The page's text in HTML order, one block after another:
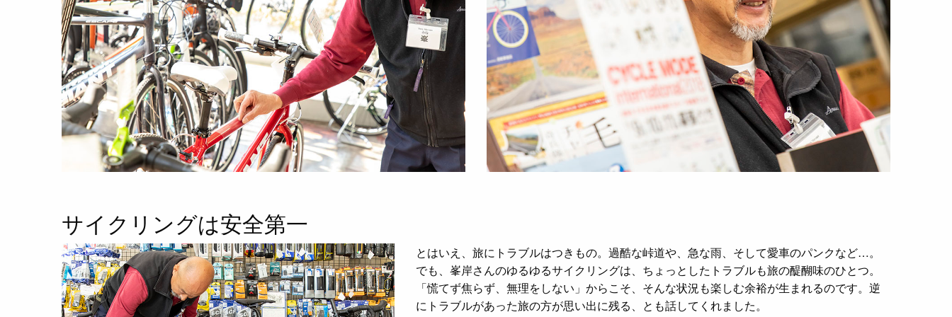
サイクリングは安全第一
とはいえ、旅にトラブルはつきもの。過酷な峠道や、急な雨、そして愛車のパンクなど…。
でも、峯岸さんのゆるゆるサイクリングは、ちょっとしたトラブルも旅の醍醐味のひとつ。
「慌てず焦らず、無理をしない」からこそ、そんな状況も楽しむ余裕が生まれるのです。逆
にトラブルがあった旅の方が思い出に残る、とも話してくれました。